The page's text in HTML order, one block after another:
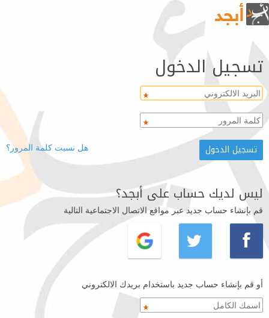
تسجيل الدخول
هل نسيت كلمة المرور؟
ليس لديك حساب على أبجد؟
قم بإنشاء حساب جديد عبر مواقع الاتصال الاجتماعية التالية
أو قم بإنشاء حساب جديد باستخدام بريدك الالكتروني